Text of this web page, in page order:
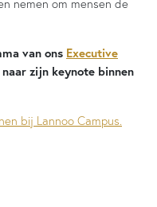
nemen om mensen de
van ons Executive
zijn keynote binnen
bij Lannoo Campus.